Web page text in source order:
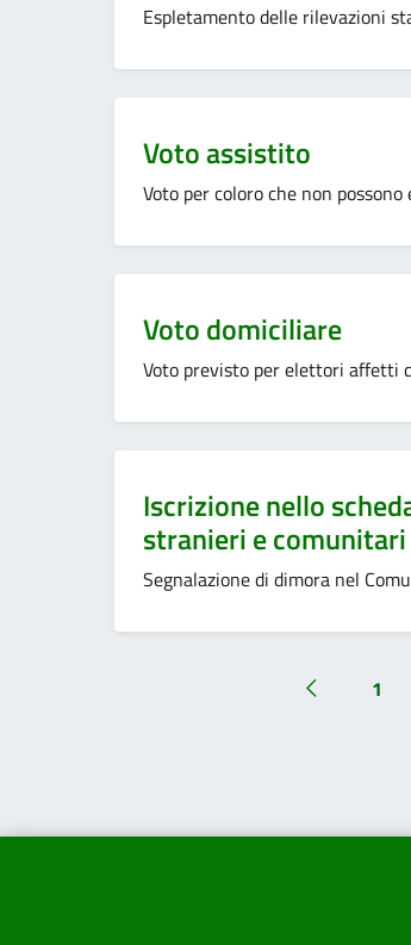
Espletamento delle rilevazioni
Categoria:
Voto assistito
Voto per coloro che non
Categoria:
Voto domiciliare
Voto previsto per elettori affetti
Categoria:
Iscrizione nello
stranieri e
Segnalazione di dimora nel
1